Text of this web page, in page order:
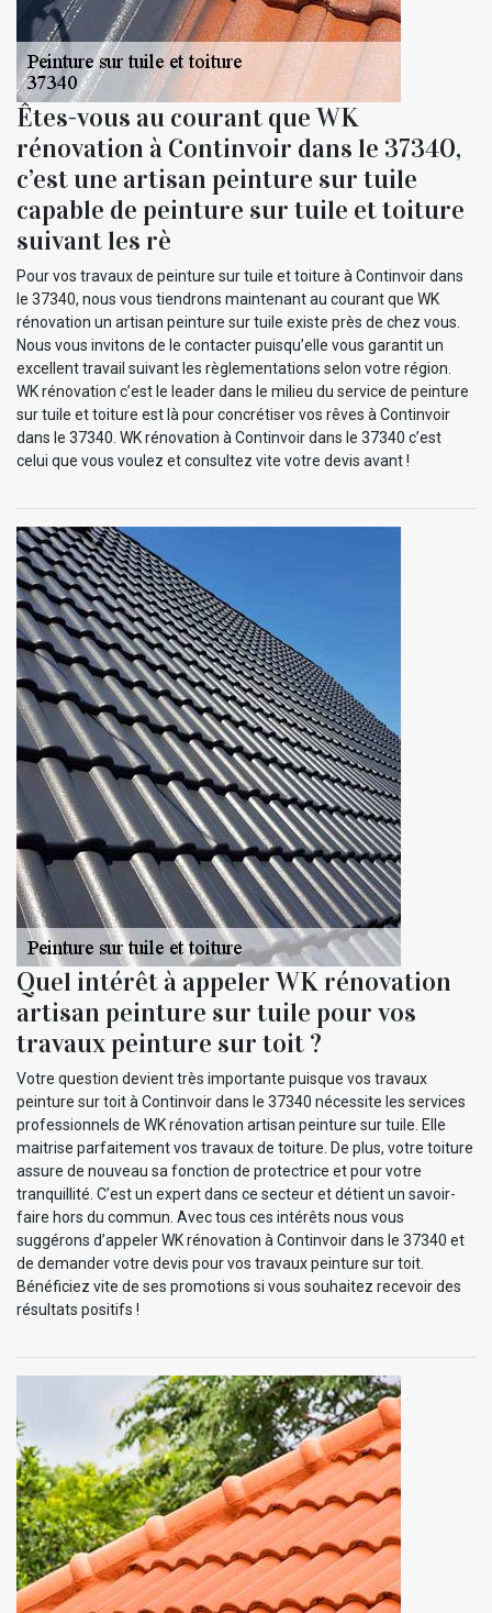
Êtes-vous au courant que WK
rénovation à Continvoir dans le 37340,
c’est une artisan peinture sur tuile
capable de peinture sur tuile et toiture
suivant les rè
Pour vos travaux de peinture sur tuile et toiture à Continvoir dans
le 37340, nous vous tiendrons maintenant au courant que WK
rénovation un artisan peinture sur tuile existe près de chez vous.
Nous vous invitons de le contacter puisqu’elle vous garantit un
excellent travail suivant les règlementations selon votre région.
WK rénovation c’est le leader dans le milieu du service de peinture
sur tuile et toiture est là pour concrétiser vos rêves à Continvoir
dans le 37340. WK rénovation à Continvoir dans le 37340 c’est
celui que vous voulez et consultez vite votre devis avant !
Quel intérêt à appeler WK rénovation
artisan peinture sur tuile pour vos
travaux peinture sur toit ?
Votre question devient très importante puisque vos travaux
peinture sur toit à Continvoir dans le 37340 nécessite les services
professionnels de WK rénovation artisan peinture sur tuile. Elle
maitrise parfaitement vos travaux de toiture. De plus, votre toiture
assure de nouveau sa fonction de protectrice et pour votre
tranquillité. C’est un expert dans ce secteur et détient un savoir-
faire hors du commun. Avec tous ces intérêts nous vous
suggérons d’appeler WK rénovation à Continvoir dans le 37340 et
de demander votre devis pour vos travaux peinture sur toit.
Bénéficiez vite de ses promotions si vous souhaitez recevoir des
résultats positifs !